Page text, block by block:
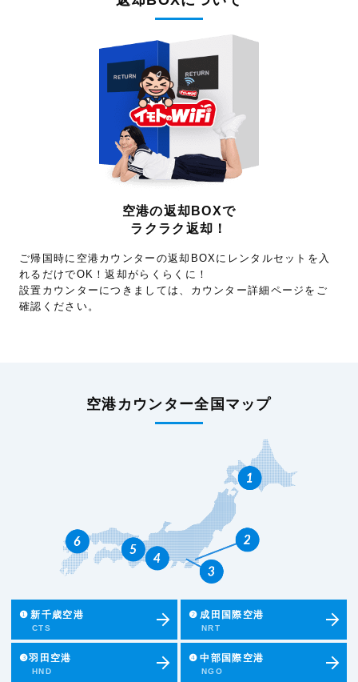
空港の返却BOXで
ラクラク返却！
ご帰国時に空港カウンターの返却BOXにレンタルセットを入
れるだけでOK！返却がらくらくに！
設置カウンターにつきましては、カウンター詳細ページをご
確認ください。
空港カウンター全国マップ
❶ 新千歳空港
CTS
❷ 成田国際空港
NRT
❸羽田空港
HND
❹ 中部国際空港
NGO